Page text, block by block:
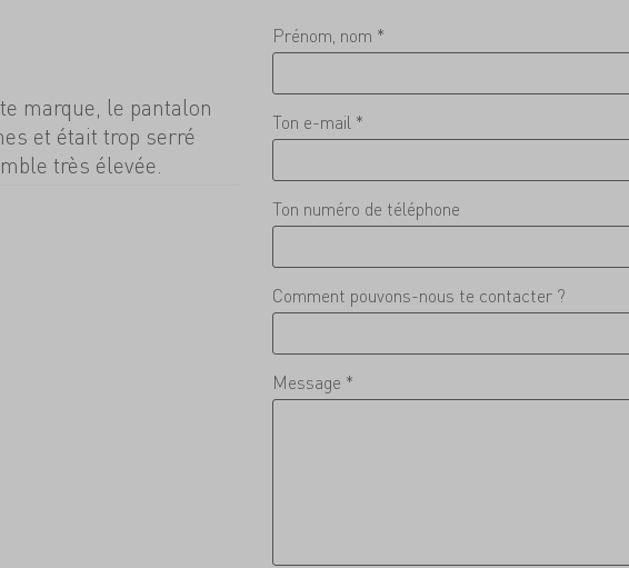
marque, le pantalon
et était trop serré
très élevée.
Prénom, nom *
Ton e-mail *
Ton numéro de téléphone
Comment pouvons-nous te contacter ?
Message *